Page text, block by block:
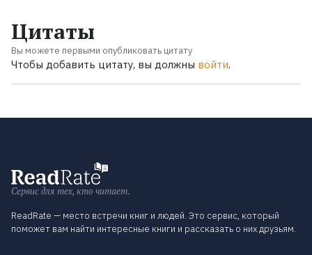
Цитаты
Вы можете первыми опубликовать цитату
Чтобы добавить цитату, вы должны войти.
Сервис для тех, кто читает.
ReadRate — место встречи книг и людей. Это сервис, который
поможет вам найти интересные книги и рассказать о них друзьям.